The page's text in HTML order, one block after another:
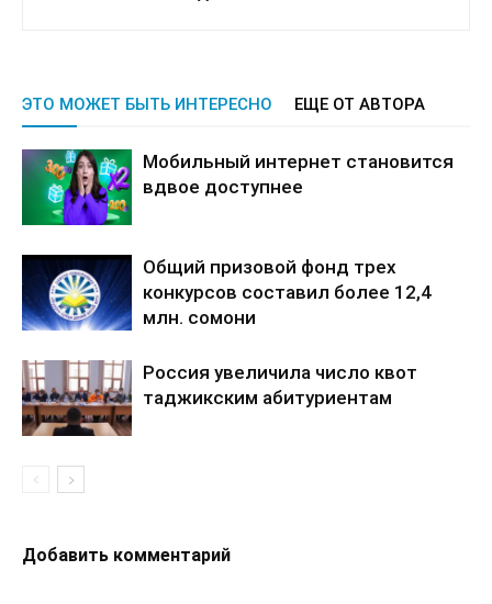
ЭТО МОЖЕТ БЫТЬ ИНТЕРЕСНО ЕЩЕ ОТ АВТОРА
Мобильный интернет становится
вдвое доступнее
Общий призовой фонд трех
конкурсов составил более 12,4
млн. сомони
Россия увеличила число квот
таджикским абитуриентам
Добавить комментарий